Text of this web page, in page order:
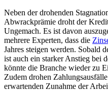
Neben der drohenden
Abwrackprämie droht der
Ungemach. Es ist davon
mehrere Experten, dass die
Jahres steigen werden. Sobald
ist auch ein starker Anstieg bei
könnte die Branche wieder zu
Zudem drohen
erwartenden Zunahme der